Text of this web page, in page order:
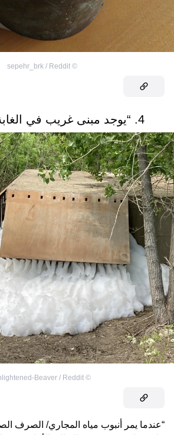
©
sepehr_brk / Reddit
4. “يوجد مبنى غريب في الغابة يفرز رغوة”
©
Beaver / Reddit
“عندما يمر أنبوب مياه المجاري/